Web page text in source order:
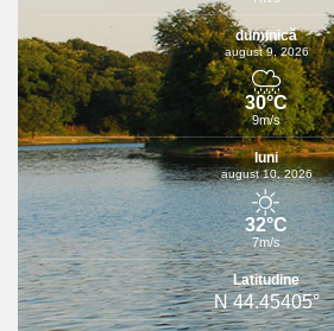
duminică
august 9, 2026
30°C
9m/s
luni
august 10, 2026
32°C
7m/s
Latitudine
N 44.45405°